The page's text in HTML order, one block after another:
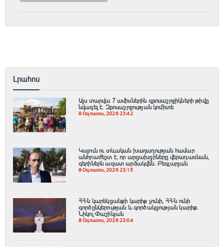
Լրահոս
Այս տարվա 7 ամիսներին զբոսաշրջիկների թիվը
նվազել է. Զբոսաշրջության կոմիտե
8 Օգոստոս, 2026 23:42
Կայուն ու տևական խաղաղության համար
անհրաժեշտ է, որ արցախցիները վերադառնան,
գերիներն ազատ արձակվեն․ Բեգլարյան
8 Օգոստոս, 2026 23:15
ՀՀ-ն կարեկցանքի կարիք չունի, ՀՀ-ն ունի
գործընկերության և գործակցության կարիք․
Նիկոլ Փաշինյան
8 Օգոստոս, 2026 23:04